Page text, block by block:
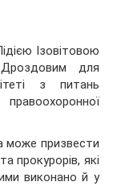
Ізовітовою
для
з питань
може призвести
прокурорів, які
виконано й у